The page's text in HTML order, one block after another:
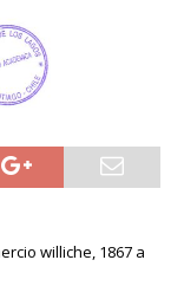
williche, 1867 a